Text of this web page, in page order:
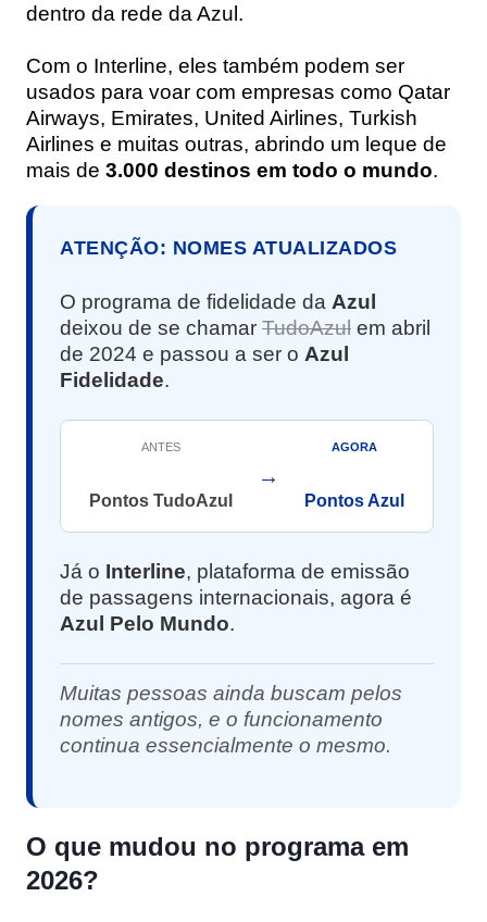
dentro da rede da Azul.
Com o Interline, eles também podem ser
usados para voar com empresas como Qatar
Airways, Emirates, United Airlines, Turkish
Airlines e muitas outras, abrindo um leque de
mais de 3.000 destinos em todo o mundo.
ATENÇÃO: NOMES ATUALIZADOS
O programa de fidelidade da Azul
deixou de se chamar TudoAzul em abril
de 2024 e passou a ser o Azul
Fidelidade.
ANTES
Pontos TudoAzul
→
AGORA
Pontos Azul
Já o Interline, plataforma de emissão
de passagens internacionais, agora é
Azul Pelo Mundo.
Muitas pessoas ainda buscam pelos
nomes antigos, e o funcionamento
continua essencialmente o mesmo.
O que mudou no programa em
2026?